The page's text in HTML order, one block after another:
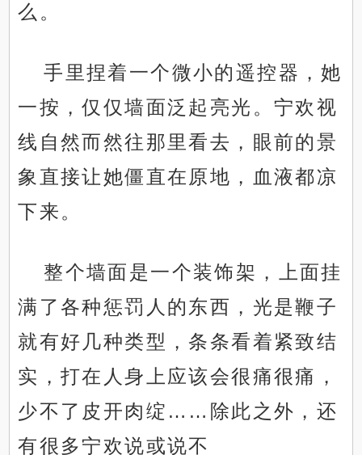
么。
手里捏着一个微小的遥控器，她
一按，仅仅墙面泛起亮光。宁欢视
线自然而然往那里看去，眼前的景
象直接让她僵直在原地，血液都凉
下来。
整个墙面是一个装饰架，上面挂
满了各种惩罚人的东西，光是鞭子
就有好几种类型，条条看着紧致结
实，打在人身上应该会很痛很痛，
少不了皮开肉绽……除此之外，还
有很多宁欢说或说不